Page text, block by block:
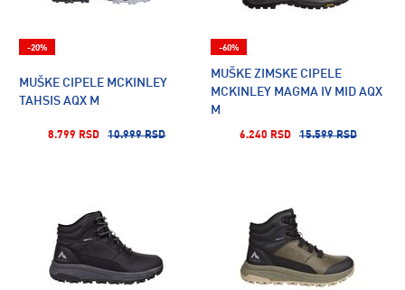
MUŠKE CIPELE MCKINLEY
TAHSIS AQX M
8.799 RSD 10.999 RSD
-20%
MUŠKE ZIMSKE CIPELE
MCKINLEY MAGMA IV MID AQX
M
6.240 RSD 15.599 RSD
-60%